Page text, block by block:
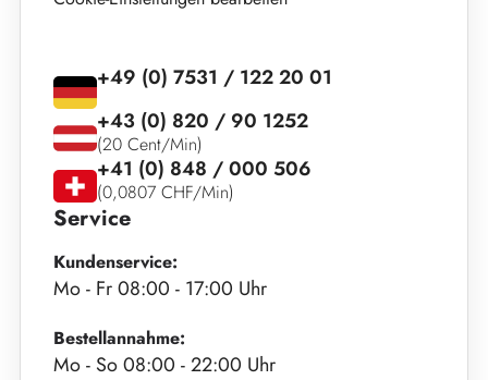
Service
Kundenservice:
Mo - Fr 08:00 - 17:00 Uhr
Bestellannahme:
Mo - So 08:00 - 22:00 Uhr
+49 (0) 7531 / 122 20 01
+43 (0) 820 / 90 1252
(20 Cent/Min)
+41 (0) 848 / 000 506
(0,0807 CHF/Min)